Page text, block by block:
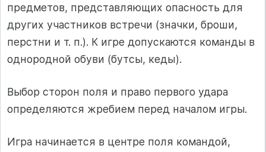
предметов, представляющих опасность для
других участников встречи (значки, броши,
перстни и т. п.). К игре допускаются команды в
однородной обуви (бутсы, кеды).
Выбор сторон поля и право первого удара
определяются жреби­ем перед началом игры.
Игра начинается в центре поля командой,